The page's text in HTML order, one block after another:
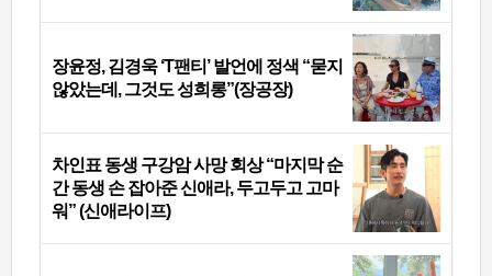
장윤정, 김경욱 ‘T팬티’ 발언에 정색 “묻지
않았는데, 그것도 성희롱”(장공장)
차인표 동생 구강암 사망 회상 “마지막 순
간 동생 손 잡아준 신애라, 두고두고 고마
워” (신애라이프)